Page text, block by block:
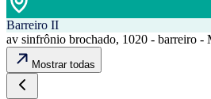
Barreiro II
av sinfrônio brochado, 1020 - barreiro -
Mostrar todas